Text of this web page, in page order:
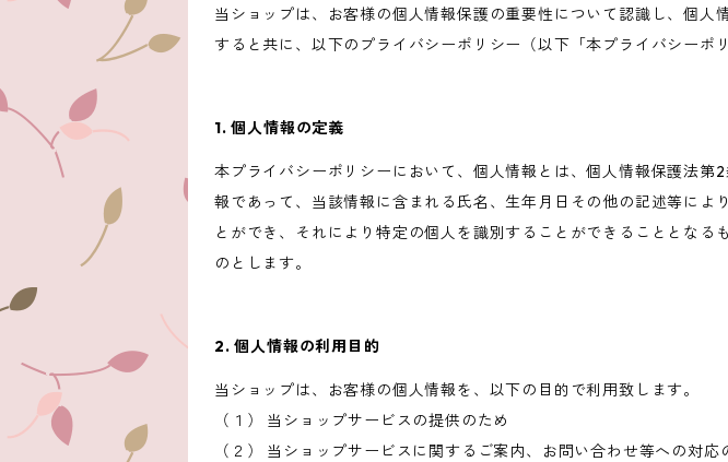
当ショップは、お客様の個人情報保護の重要性について認識し、個
すると共に、以下のプライバシーポリシー（以下「本プライバシーポ
1. 個人情報の定義
本プライバシーポリシーにおいて、個人情報とは、個人情報保護法
報であって、当該情報に含まれる氏名、生年月日その他の記述等に
とができ、それにより特定の個人を識別することができることとな
のとします。
2. 個人情報の利用目的
当ショップは、お客様の個人情報を、以下の目的で利用致します。
（１） 当ショップサービスの提供のため
（２） 当ショップサービスに関するご案内、お問い合わせ等への対応